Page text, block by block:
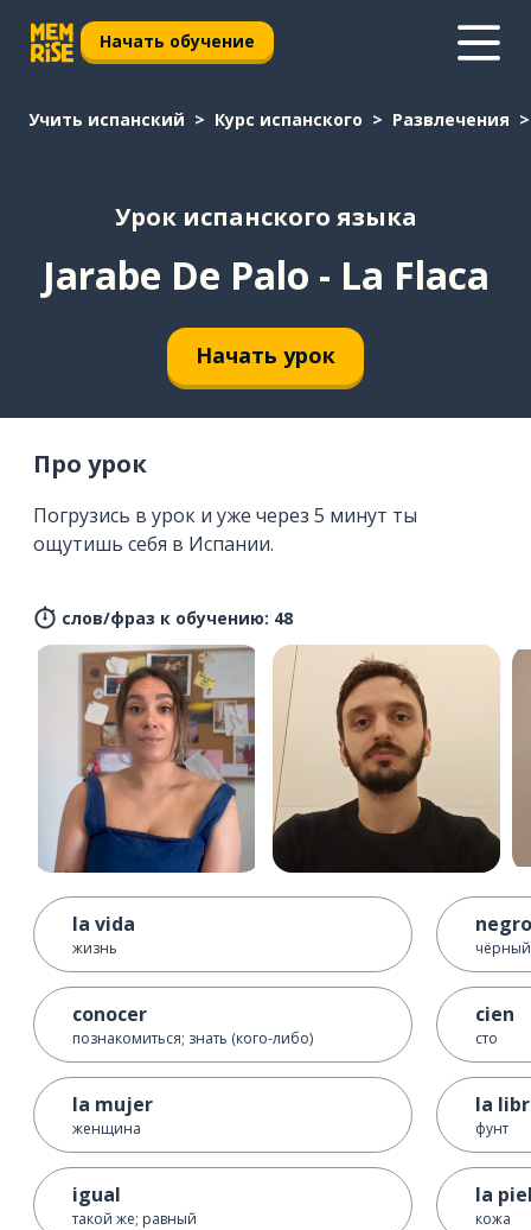
Начать обучение
Учить испанский Курс испанского Развлечения
Урок испанского языка
Jarabe De Palo - La Flaca
Начать урок
Про урок
Погрузись в урок и уже через 5 минут ты
ощутишь себя в Испании.
слов/фраз к обучению: 48
la vida
жизнь
conocer
познакомиться; знать (кого-либо)
la mujer
женщина
igual
такой же; равный
negro
чёрный
cien
сто
la
фунт
la
кожа